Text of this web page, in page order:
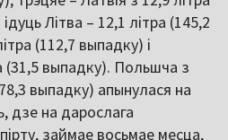
Літва – 12,1 літра (145,2
(112,7 выпадку) і
(31,5 выпадку). Польшча з
выпадку) апынулася на
дзе на дарослага
займае восьмае месца,